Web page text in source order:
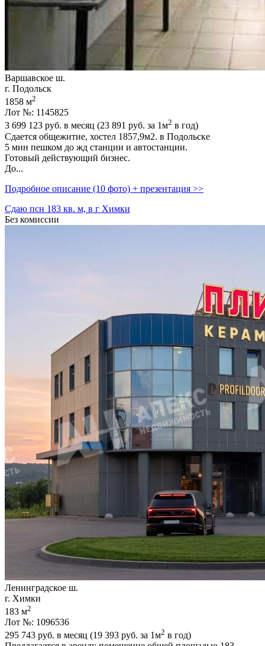
Варшавское ш.
г. Подольск
1858 м2
Лот №: 1145825
3 699 123 руб. в месяц (23 891 руб. за 1м2 в год)
Сдается общежитие,­ хостел 1857,­9м2. в Подольске
5 мин пешком до жд станции и автостанции.
Готовый действующий бизнес.
До...
Подробное описание (10 фото) + презентация >>
Сдаю псн 183 кв. м, в г Химки
Без комиссии
Ленинградское ш.
г. Химки
183 м2
Лот №: 1096536
295 743 руб. в месяц (19 393 руб. за 1м2 в год)